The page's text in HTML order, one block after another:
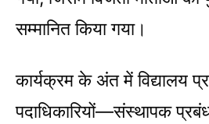
सम्मानित किया गया।
कार्यक्रम के अंत में विद्यालय
पदाधिकारियों—संस्थापक